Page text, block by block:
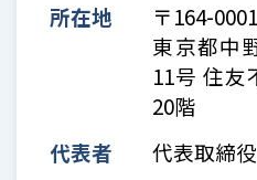
所在地
〒164-0001
東京都中
11号 住友
20階
代表者
代表取締